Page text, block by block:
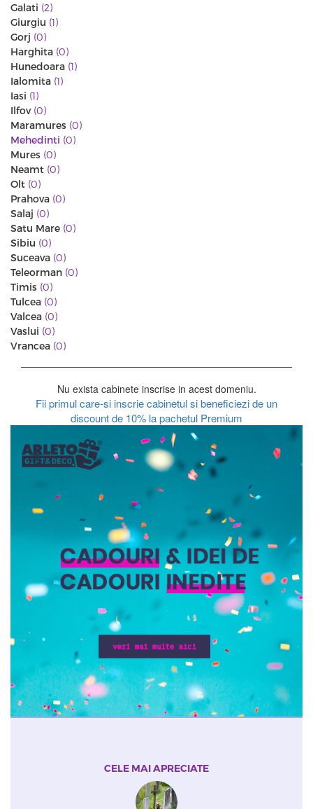
Galati (2)
Giurgiu (1)
Gorj (0)
Harghita (0)
Hunedoara (1)
Ialomita (1)
Iasi (1)
Ilfov (0)
Maramures (0)
Mehedinti (0)
Mures (0)
Neamt (0)
Olt (0)
Prahova (0)
Salaj (0)
Satu Mare (0)
Sibiu (0)
Suceava (0)
Teleorman (0)
Timis (0)
Tulcea (0)
Valcea (0)
Vaslui (0)
Vrancea (0)
Nu exista cabinete inscrise in acest domeniu.
Fii primul care-si inscrie cabinetul si beneficiezi de un
discount de 10% la pachetul Premium
CELE MAI APRECIATE